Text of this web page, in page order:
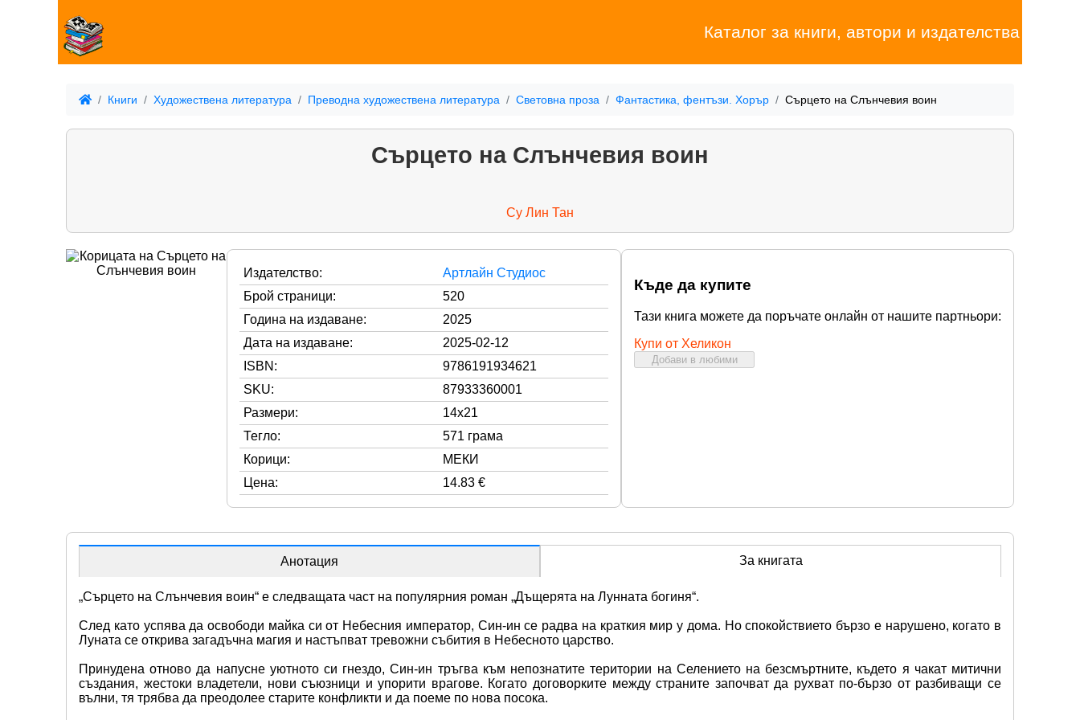
Каталог за книги, автори и издателства
Книги Художествена литература Преводна художествена литература Световна проза Фантастика, фентъзи. Хорър Сърцето на Слънчевия воин
Сърцето на Слънчевия воин
Су Лин Тан
Издателство:
Артлайн Студиос
Брой страници:
520
Година на издаване:
2025
Дата на издаване:
2025-02-12
ISBN:
9786191934621
SKU:
87933360001
Размери:
14x21
Тегло:
571 грама
Корици:
МЕКИ
Цена:
14.83 €
Къде да купите
Тази книга можете да поръчате онлайн от нашите партньори:
Купи от Хеликон
Добави в любими
Анотация За книгата
„Сърцето на Слънчевия воин“ е следващата част на популярния роман „Дъщерята на Лунната богиня“.
След като успява да освободи майка си от Небесния император, Син-ин се радва на краткия мир у дома. Но спокойствието бързо е нарушено, когато в
Луната се открива загадъчна магия и настъпват тревожни събития в Небесното царство.
Принудена отново да напусне уютното си гнездо, Син-ин тръгва към непознатите територии на Селението на безсмъртните, където я чакат митични
създания, жестоки владетели, нови съюзници и упорити врагове. Когато договорките между страните започват да рухват по-бързо от разбиващи се
вълни, тя трябва да преодолее старите конфликти и да поеме по нова посока.